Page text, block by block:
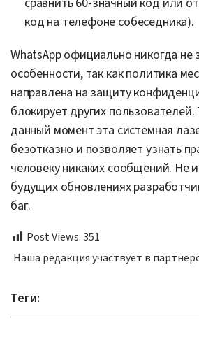
код на телефоне собеседника).
WhatsApp официально никогда не
особенности, так как политика
направлена на защиту
блокирует других
данный момент эта системная
безотказно и позволяет узнать
человеку никаких сообщений. Не
будущих обновлениях
баг.
Post Views:351
Наша редакция участвует в
Теги: